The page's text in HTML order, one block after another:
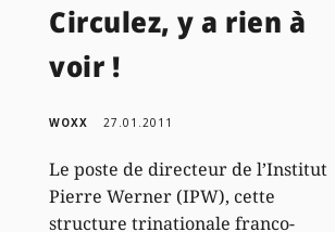
Circulez, y a rien à
voir !
WOXX 27.01.2011
Le poste de directeur de l’Institut
Pierre Werner (IPW), cette
structure trinationale franco-